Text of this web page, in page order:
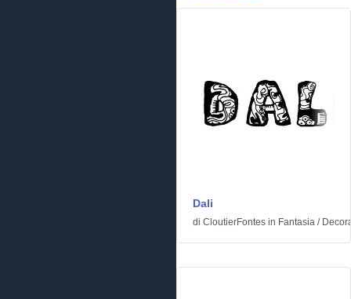
Dali
di CloutierFontes in Fantasia /